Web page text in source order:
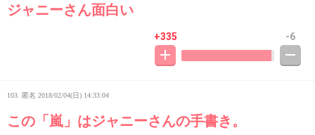
ジャニーさん面白い
+335 -6
103. 匿名 2018/02/04(日) 14:33:04
この「嵐」はジャニーさんの手書き。